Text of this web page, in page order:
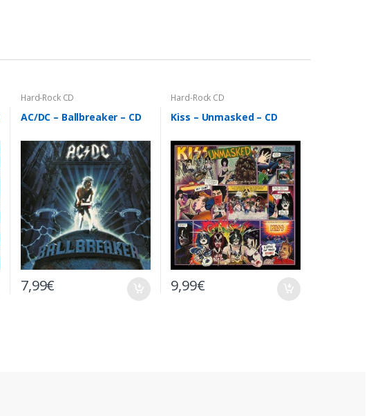
Hard-Rock CD
AC/DC – Ballbreaker – CD
7,99€
Hard-Rock CD
Kiss – Unmasked – CD
9,99€